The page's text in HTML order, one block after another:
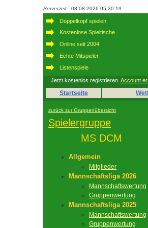
Serverzeit : 08.08.2026 05:30:19
Doppelkopf spielen
Kostenlose Spieltische
Online seit 2004
Echte Mitspieler
Listenspiele
Jetzt kostenlos registrieren. Account
Startseite
zurück zur Gruppenübersicht
Spielergruppe
MS DCM
Allgemein
Mitglieder
Mannschaftsliga 2026
Mannschaftswertung
Gruppenwertung
Mannschaftsliga 2025
Mannschaftswertung
Gruppenwertung